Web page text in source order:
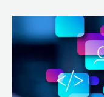
de
a